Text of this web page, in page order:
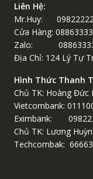
Liên Hệ:
Mr.Huy:
Cửa Hàng:
Zalo:
Địa Chỉ: 124 Lý Tự
Hình Thức Thanh
Chủ TK: Hoàng Đức
Vietcombank:
Eximbank:
Chủ TK: Lương
Techcombak: